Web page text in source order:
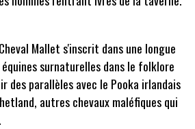
Mallet s'inscrit dans une longue
surnaturelles dans le folklore
des parallèles avec le Pooka irlandais
autres chevaux maléfiques qui